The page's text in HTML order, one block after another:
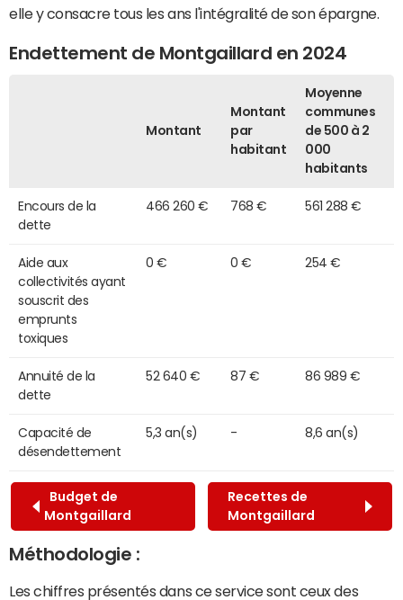
elle y consacre tous les ans l'intégralité de son épargne.
Endettement de Montgaillard en 2024
Montant
Montant
par
habitant
Moyenne
communes
de 500 à 2
000
habitants
Encours de la
dette
466 260 € 768 € 561 288 €
Aide aux
collectivités ayant
souscrit des
emprunts
toxiques
0 € 0 € 254 €
Annuité de la
dette
52 640 € 87 € 86 989 €
Capacité de
désendettement
5,3 an(s) - 8,6 an(s)
Budget de
Montgaillard
Recettes de
Montgaillard
Méthodologie :
Les chiffres présentés dans ce service sont ceux des